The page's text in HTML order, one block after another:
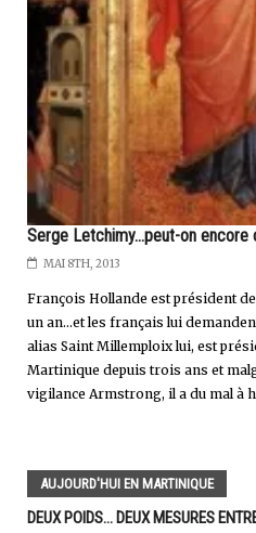
Serge Letchimy...peut-on encore
MAI 8TH, 2013
François Hollande est président
un an...et les français lui
alias Saint Millemploix lui, est
Martinique depuis trois ans et
vigilance Armstrong, il a du mal à
AUJOURD'HUI EN MARTINIQUE
DEUX POIDS… DEUX MESURES